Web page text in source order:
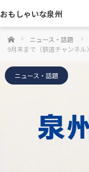
おもしゃいな泉州
ホーム ニュース・話題
9月末まで（鉄道チャンネル）
ニュース・話題